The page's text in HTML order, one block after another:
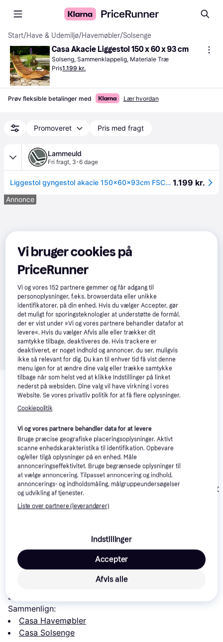
Start/Have & Udemiljø/Havemøbler/Solsenge
Casa Akacie Liggestol 150 x 60 x 93 cm
Solseng, Sammenklappelig, Materiale Træ
Pris1.199 kr.
Prøv fleksible betalinger med Lær hvordan
Promoveret Pris med fragt
Lammeuld
Fri fragt, 3-6 dage
Liggestol gyngestol akacie 150x60x93cm FSCÂ®-certificeret 1.199 kr.
Annonce
Relaterede produkter
Se vores forslag til andre produkter, der matcher dine
interesser.
Vis alle
vidaXL 46652
vidaXL Wooden Sun
Adjustable Backrest
1.177 kr.
vidaXL 46490
Læs om produktet
Laveste pris for Casa Akacie Liggestol 150 x 60 x 93
Det er den bedste pris lige nu blandt
butikker.
Sammenlign:
Casa Havemøbler
Casa Solsenge
Vi bruger cookies på
PriceRunner
Vi og vores152 partnere gemmer og får adgang til
personoplysninger, f.eks. browserdata eller unikke
identifikatorer, på din enhed. Hvis du vælger Accepter, gør
det muligt for sporingsteknologier at understøtte de formål,
der er vist under »Vi og vores partnere behandler datafor at
levere«. Hvis du vælger Afvis alle eller trækker dit
samtykke tilbage, deaktiveres de. Hvis trackere er
deaktiveret, er noget indhold og annoncer, du ser, muligvis
ikke så relevant for dig. Du kan til enhver tid få vist denne
menu igen for at ændre dine valg eller trække samtykke
tilbage når som helst ved at klikke Indstillinger på linket
nederst på websiden. Dine valg vil have virkning i vores
Website. Se vores privatliv politik for at få flere oplysninger.
Cookiepolitik
Vi og vores partnere behandler data for at levere
Bruge præcise geografiske placeringsoplysninger. Aktivt
scanne enhedskarakteristika til identifikation. Opbevare
og/eller tilgå oplysninger på en enhed. Måle
annonceringseffektivitet. Bruge begrænsede oplysninger til
at vælge annoncering. Tilpasset annoncering og indhold,
annoncerings- og indholdsmåling, målgruppeundersøgelser
og udvikling af tjenester.
Liste over partnere (leverandører)
Indstillinger
Afvis alle
Accepter